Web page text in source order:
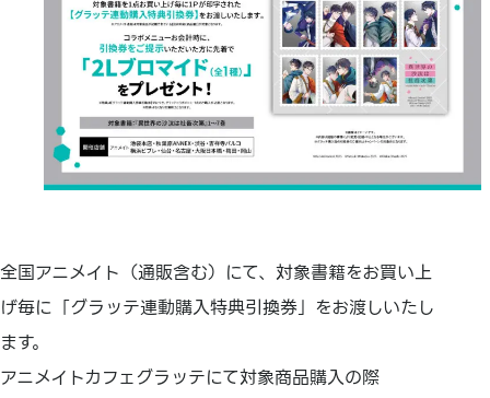
全国アニメイト（通販含む）にて、対象書籍をお買い上
げ毎に「グラッテ連動購入特典引換券」をお渡しいたし
ます。
アニメイトカフェグラッテにて対象商品購入の際